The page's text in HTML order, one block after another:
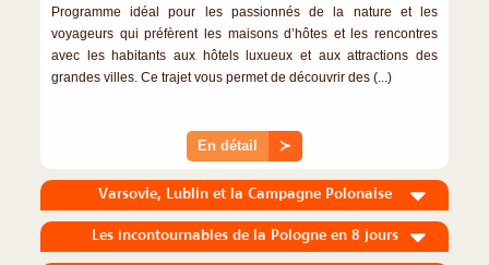
Programme idéal pour les passionnés de la nature et les
voyageurs qui préfèrent les maisons d’hôtes et les rencontres
avec les habitants aux hôtels luxueux et aux attractions des
grandes villes. Ce trajet vous permet de découvrir des (...)
En détail ≻
Varsovie, Lublin et la Campagne Polonaise
Les incontournables de la Pologne en 8 jours